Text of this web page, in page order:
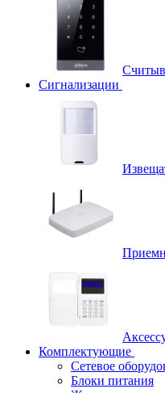
Сигнализации
Комплектующие
Сетевое
Блоки питания